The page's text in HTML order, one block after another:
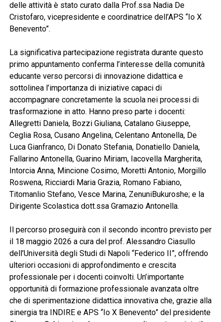
delle attività è stato curato dalla Prof.ssa Nadia De
Cristofaro, vicepresidente e coordinatrice dell’APS “Io X
Benevento”.
La significativa partecipazione registrata durante questo
primo appuntamento conferma l’interesse della comunità
educante verso percorsi di innovazione didattica e
sottolinea l’importanza di iniziative capaci di
accompagnare concretamente la scuola nei processi di
trasformazione in atto. Hanno preso parte i docenti:
Allegretti Daniela, Bozzi Giuliana, Catalano Giuseppe,
Ceglia Rosa, Cusano Angelina, Celentano Antonella, De
Luca Gianfranco, Di Donato Stefania, Donatiello Daniela,
Fallarino Antonella, Guarino Miriam, Iacovella Margherita,
Intorcia Anna, Mincione Cosimo, Moretti Antonio, Morgillo
Roswena, Ricciardi Maria Grazia, Romano Fabiano,
Titomanlio Stefano, Vesce Marina, ZenuniBukuroshe; e la
Dirigente Scolastica dott.ssa Gramazio Antonella.
Il percorso proseguirà con il secondo incontro previsto per
il 18 maggio 2026 a cura del prof. Alessandro Ciasullo
dell’Università degli Studi di Napoli “Federico II”, offrendo
ulteriori occasioni di approfondimento e crescita
professionale per i docenti coinvolti. Un’importante
opportunità di formazione professionale avanzata oltre
che di sperimentazione didattica innovativa che, grazie alla
sinergia tra INDIRE e APS “Io X Benevento” del presidente